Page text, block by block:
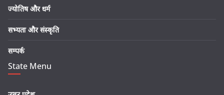
ज्योतिष और धर्म
सभ्यता और संस्कृति
सम्पर्क
State Menu